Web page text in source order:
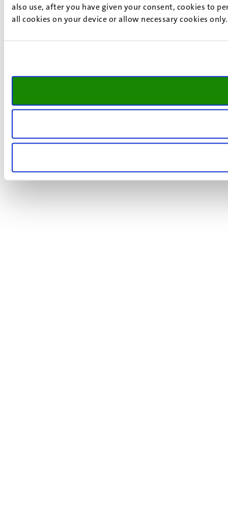
also use, after you have given your consent, cookies to
all cookies on your device or allow necessary cookies